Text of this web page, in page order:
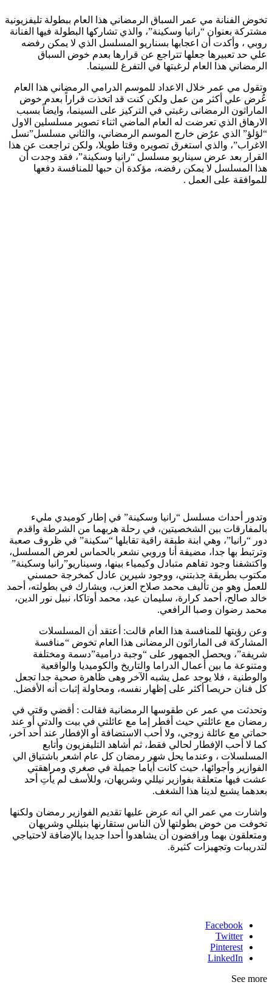
تخوض الفنانة مي عمر السباق الرمضاني هذا العام ببطولة تليفزيونية
مشتركة بعنوان “رانيا وسكينة”، والذي تشاركها البطولة فيها الفنانة
روبي ، وأكدت أن اعجابها بسناريو المسلسل الذي لا يمكن رفضه
علي حد تعبيرها جعلها تتراجع عن قرارها بعدم خوض السباق
الرمضاني هذا العام لرغبتها في التفرغ للسينما.
وتقول مي عمر خلال الاعداد للموسم الدرامي الرمضاني هذا العام
عُرض علي أكثر من عمل ولكن كنت قد اتخذت قراراً بعدم خوض
الماراثون الرمضانى رغبتي في التركيز على السينما، وايضاً بسبب
الارهاق الذي تعرضت له العام الماضي اثناء تصوير مسلسلين الاول
“لؤلؤ” الذي عرُض خارج الموسم الرمضاني، والثاني مسلسل”نسل
الاغراب”، والذي استغرق تصويره وقتا طويلا، ولكن تراجعت عن هذا
القرار بعد عرض سيناريو مسلسل “رانيا وسكينة”، فقد وجدت أن
هذا المسلسل لا يمكن رفضه، مؤكدة أن حبها للمنافسة دفعها
للموافقة على العمل .
وتدور أحداث مسلسل “رانيا وسكينة” في إطار كوميدي مليء
بالمفارقات بين الشخصيتين، في رحلة هربهما من الشرطة واقدم
دور “رانيا”، وهي ابنة طبقة راقية تقابلها “سكينة” في ظروف صعبة
وترتبط بها جدا، مضيفة أنا وروبي نشعر بالحماس لعرض المسلسل،
واكتشفنا وجود تفاهم متبادل وكيمياء بينها، وسيناريو”رانيا وسكينة”
مكتوب بطريقة جذبتني، ووجود شيرين عادل كمخرجة حمسني
للعمل وهو من تأليف محمد صلاح العزب، ويشارك في بطولته، أحمد
خالد صالح، أحمد كرارة، سليمان عيد، محمد أوتاكا، نبيل نور الدين،
محمد رضوان وصبا الرافعي.
وعن رؤيتها للمنافسة هذا العام قالت: أعتقد أن المسلسلات
المشاركة فى الماراثون الرمضانى هذا العام تخوض “منافسة
شريفة”، ويحصل الجمهور على “وجبة درامية”دسمة ومختلفة
ومتنوعة ما بين أعمال الدراما والتاريخ والكوميديا والواقعية
والوطنية ، فلا يوجد عمل يشبه الآخر وهى ظاهرة صحية جدا تجعل
كل فنان حريصا أكثر على إظهار نفسه، ومحاولة إثبات أنه الأفضل.
وتحدثت مي عمر عن طقوسها الرمضانية فقالت : أقضي وقتي في
رمضان مع عائلتي حيث أفطر إما مع عائلتي في بيت والدتي أو عند
حماتي مع عائلة زوجي، ولا أحب الاستضافة أو الإفطار عند أحد آخر،
كما لا أحب الإفطار لحالي فقط، ثم أشاهد التليفزيون وأتابع
المسلسلات ، وعندما يحل شهر رمضان كل عام اشعر باشتياق الي
الفوازير وأجوائها، حيث كانت أياما جميلة في صغري ومراهقتي
عشت فيها متعلقة بفوازير نيللي وشريهان، وللأسف لم يأتِ أحد
بعدهما يشبع لدينا هذا الشغف.
واشارت مي عمر الي انه عرض عليها تقديم الفوازير رمضان ولكنها
تخوفت من خوض بطولتها لأن الناس ستقارنها بنيللي وشريهان
ومتعلقون بهما ورافضون أن يشاهدوا أحدا جديدا بالإضافة لاحتياجي
لتدريبات وتجهيزات كثيرة.
Facebook
Twitter
Pinterest
LinkedIn
See more